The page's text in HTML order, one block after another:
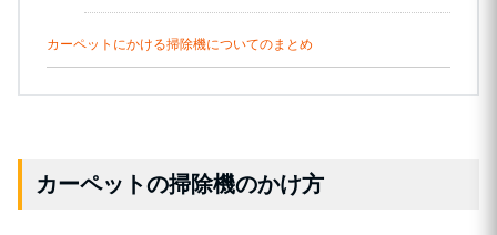
カーペットにかける掃除機についてのまとめ
カーペットの掃除機のかけ方